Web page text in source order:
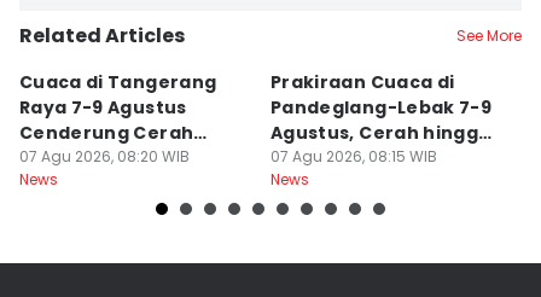
Related Articles See More
Cuaca di Tangerang
Raya 7-9 Agustus
Cenderung Cerah
hingga Berawan
07 Agu 2026, 08:20 WIB
News
Prakiraan Cuaca di
Pandeglang-Lebak 7-9
Agustus, Cerah hingga
Berawan
07 Agu 2026, 08:15 WIB
News